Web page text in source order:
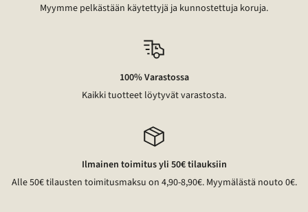
Myymme pelkästään käytettyjä ja kunnostettuja koruja.
100% Varastossa
Kaikki tuotteet löytyvät varastosta.
Ilmainen toimitus yli 50€ tilauksiin
Alle 50€ tilausten toimitusmaksu on 4,90-8,90€. Myymälästä nouto 0€.